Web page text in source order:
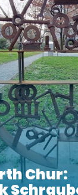
Chur: